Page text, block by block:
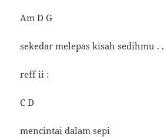
Am D G
sekedar melepas kisah sedihmu . .
reff ii :
C D
mencintai dalam sepi